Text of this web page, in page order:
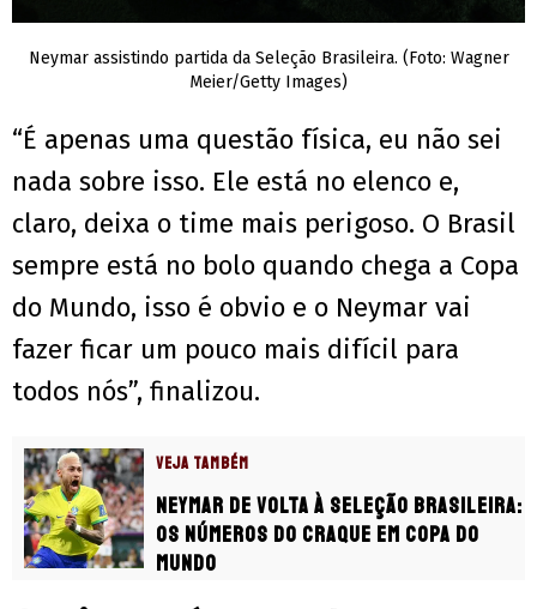
Neymar assistindo partida da Seleção Brasileira. (Foto: Wagner
Meier/Getty Images)
“É apenas uma questão física, eu não sei
nada sobre isso. Ele está no elenco e,
claro, deixa o time mais perigoso. O Brasil
sempre está no bolo quando chega a Copa
do Mundo, isso é obvio e o Neymar vai
fazer ficar um pouco mais difícil para
todos nós”, finalizou.
VEJA TAMBÉM
Neymar de volta à Seleção Brasileira:
os números do craque em Copa do
Mundo